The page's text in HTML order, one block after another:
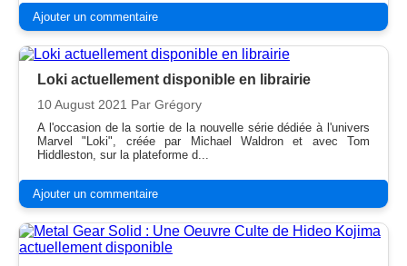
Ajouter un commentaire
Loki actuellement disponible en librairie
10 August 2021 Par Grégory
A l'occasion de la sortie de la nouvelle série dédiée à l'univers
Marvel "Loki", créée par Michael Waldron et avec Tom
Hiddleston, sur la plateforme d...
Ajouter un commentaire